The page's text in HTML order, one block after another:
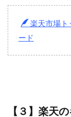
楽天市場ト
ード
【３】楽天